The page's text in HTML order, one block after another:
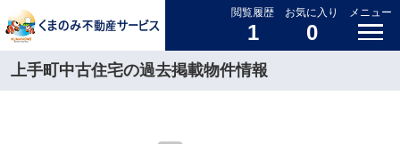
閲覧履歴
1
お気に入り
0
メニュー
上手町中古住宅の過去掲載物件情報